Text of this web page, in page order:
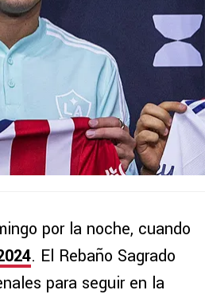
por la noche, cuando
. El Rebaño Sagrado
para seguir en la